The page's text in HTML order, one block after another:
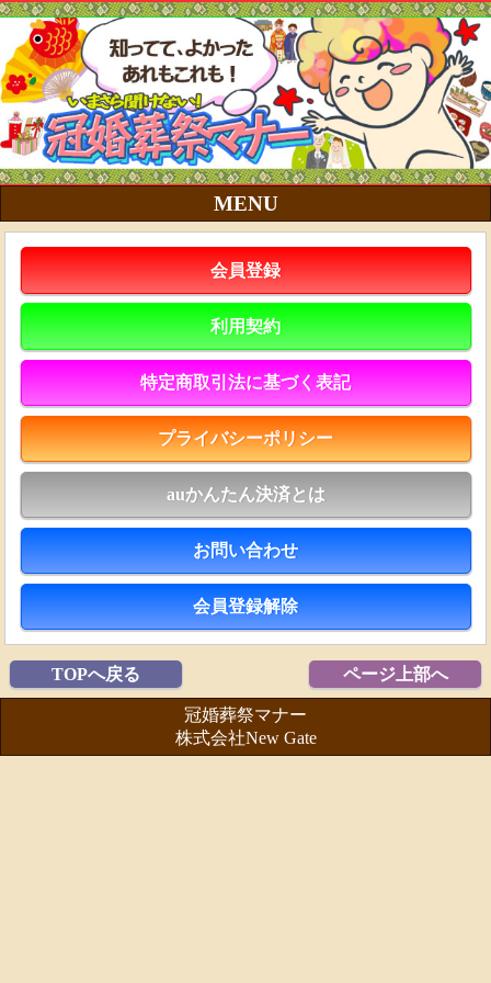
MENU
会員登録
利用契約
特定商取引法に基づく表記
プライバシーポリシー
auかんたん決済とは
お問い合わせ
会員登録解除
TOPへ戻る ページ上部へ
冠婚葬祭マナー
株式会社New Gate